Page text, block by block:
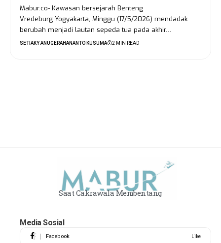
Mabur.co- Kawasan bersejarah Benteng
Vredeburg Yogyakarta, Minggu (17/5/2026) mendadak
berubah menjadi lautan sepeda tua pada akhir…
SETIAKY ANUGERAHANANTO KUSUMA 2 MIN READ
Saat Cakrawala Membentang
Media Sosial
Facebook Like